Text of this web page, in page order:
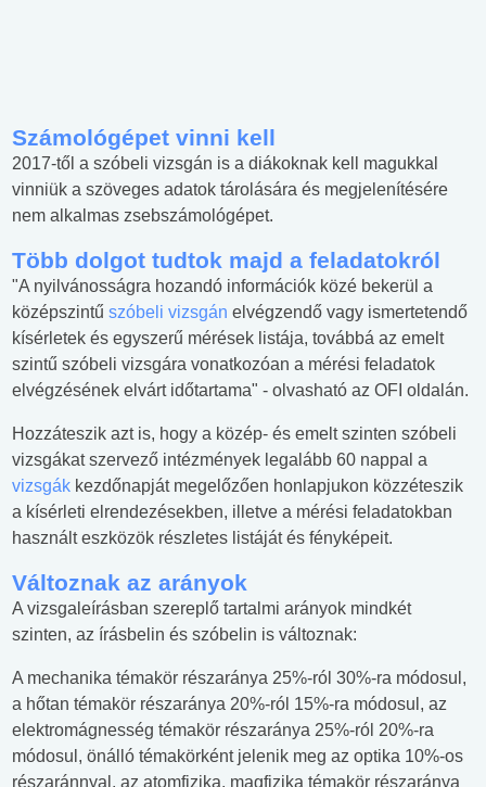
Számológépet vinni kell
2017-től a szóbeli vizsgán is a diákoknak kell magukkal
vinniük a szöveges adatok tárolására és megjelenítésére
nem alkalmas zsebszámológépet.
Több dolgot tudtok majd a feladatokról
"A nyilvánosságra hozandó információk közé bekerül a
középszintű szóbeli vizsgán elvégzendő vagy ismertetendő
kísérletek és egyszerű mérések listája, továbbá az emelt
szintű szóbeli vizsgára vonatkozóan a mérési feladatok
elvégzésének elvárt időtartama" - olvasható az OFI oldalán.
Hozzáteszik azt is, hogy a közép- és emelt szinten szóbeli
vizsgákat szervező intézmények legalább 60 nappal a
vizsgák kezdőnapját megelőzően honlapjukon közzéteszik
a kísérleti elrendezésekben, illetve a mérési feladatokban
használt eszközök részletes listáját és fényképeit.
Változnak az arányok
A vizsgaleírásban szereplő tartalmi arányok mindkét
szinten, az írásbelin és szóbelin is változnak:
A mechanika témakör részaránya 25%-ról 30%-ra módosul,
a hőtan témakör részaránya 20%-ról 15%-ra módosul, az
elektromágnesség témakör részaránya 25%-ról 20%-ra
módosul, önálló témakörként jelenik meg az optika 10%-os
részaránnyal, az atomfizika, magfizika témakör részaránya